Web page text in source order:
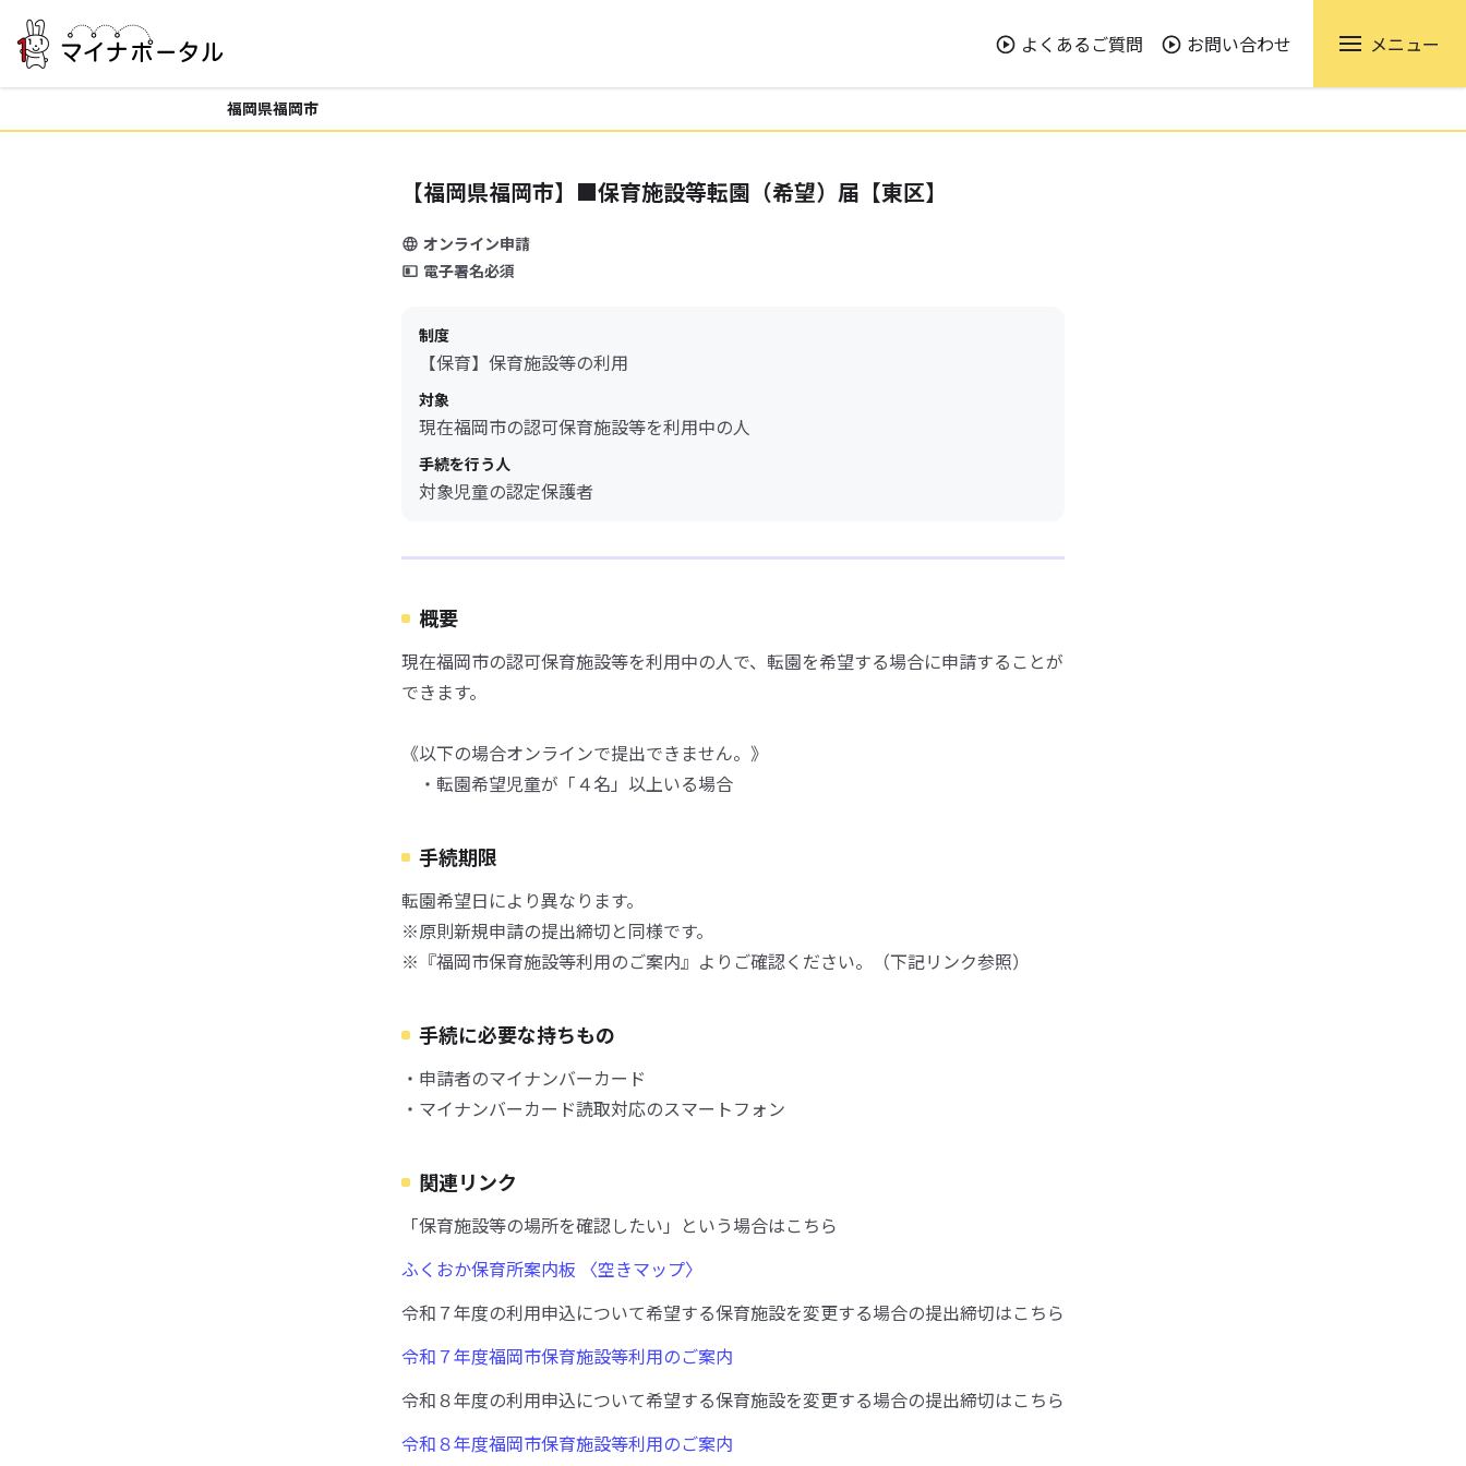
よくあるご質問 お問い合わせ メニュー
福岡県福岡市
【福岡県福岡市】■保育施設等転園（希望）届【東区】
オンライン申請
電子署名必須
制度
【保育】保育施設等の利用
対象
現在福岡市の認可保育施設等を利用中の人
手続を行う人
対象児童の認定保護者
概要
現在福岡市の認可保育施設等を利用中の人で、転園を希望する場合に申請することが
できます。
《以下の場合オンラインで提出できません。》
・転園希望児童が「４名」以上いる場合
手続期限
転園希望日により異なります。
※原則新規申請の提出締切と同様です。
※『福岡市保育施設等利用のご案内』よりご確認ください。（下記リンク参照）
手続に必要な持ちもの
・申請者のマイナンバーカード
・マイナンバーカード読取対応のスマートフォン
関連リンク
「保育施設等の場所を確認したい」という場合はこちら
ふくおか保育所案内板 〈空きマップ〉
令和７年度の利用申込について希望する保育施設を変更する場合の提出締切はこちら
令和７年度福岡市保育施設等利用のご案内
令和８年度の利用申込について希望する保育施設を変更する場合の提出締切はこちら
令和８年度福岡市保育施設等利用のご案内